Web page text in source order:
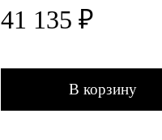
41 135 ₽
В корзину